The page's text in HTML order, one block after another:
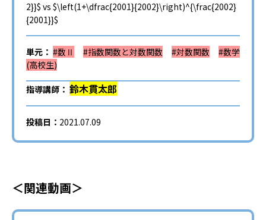
2}}$ vs $\left(1+\dfrac{2001}{2002}\right)^{\frac{2002}
{2001}}$
単元： #数Ⅱ #指数関数と対数関数 #対数関数
#数学
(高校生)
指導講師： 鈴木貫太郎
投稿日： 2021.07.09
＜関連動画＞